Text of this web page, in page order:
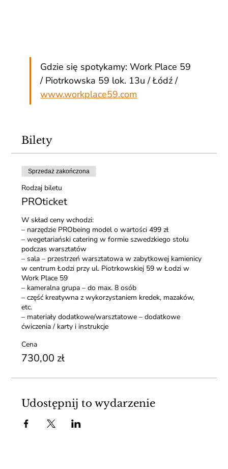
Gdzie się spotykamy: Work Place 59
/ Piotrkowska 59 lok. 13u / Łódź /
www.workplace59.com
Bilety
Sprzedaż zakończona
Rodzaj biletu
PROticket
W skład ceny wchodzi:
– narzędzie PRObeing model o wartości 499 zł
– wegetariański catering w formie szwedzkiego stołu
podczas warsztatów
– sala – przestrzeń warsztatowa w zabytkowej kamienicy
w centrum Łodzi przy ul. Piotrkowskiej 59 w Łodzi w
Work Place 59
– kameralna grupa – do max. 8 osób
– część kreatywna z wykorzystaniem kredek, mazaków,
etc.
– materiały dodatkowe/warsztatowe – dodatkowe
ćwiczenia / karty i instrukcje
Cena
730,00 zł
Udostępnij to wydarzenie